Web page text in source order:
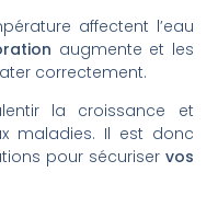
affectent l’eau
augmente et les
correctement.
la croissance et
maladies. Il est donc
pour sécuriser vos